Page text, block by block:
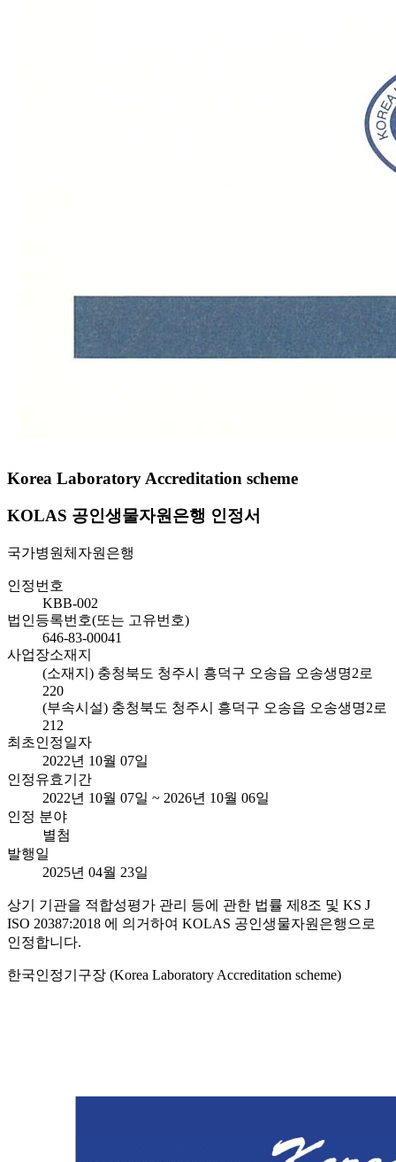
Korea Laboratory Accreditation scheme
KOLAS 공인생물자원은행 인정서
국가병원체자원은행
인정번호
KBB-002
법인등록번호(또는 고유번호)
646-83-00041
사업장소재지
(소재지) 충청북도 청주시 흥덕구 오송읍 오송생명2로
220
(부속시설) 충청북도 청주시 흥덕구 오송읍 오송생명2로
212
최초인정일자
2022년 10월 07일
인정유효기간
2022년 10월 07일 ~ 2026년 10월 06일
인정 분야
별첨
발행일
2025년 04월 23일
상기 기관을 적합성평가 관리 등에 관한 법률 제8조 및 KS J
ISO 20387:2018 에 의거하여 KOLAS 공인생물자원은행으로
인정합니다.
한국인정기구장 (Korea Laboratory Accreditation scheme)